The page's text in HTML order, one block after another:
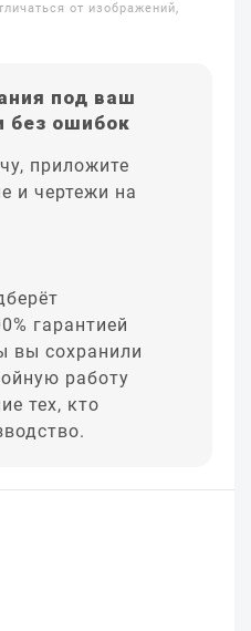
от изображений,
под ваш
без ошибок
приложите
и чертежи на
гарантией
вы сохранили
работу
тех, кто